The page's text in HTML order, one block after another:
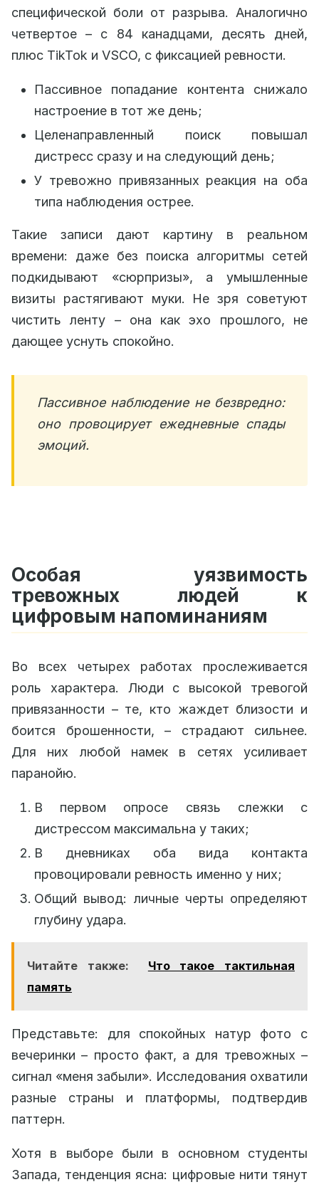
специфической боли от разрыва. Аналогично
четвертое – с 84 канадцами, десять дней,
плюс TikTok и VSCO, с фиксацией ревности.
Пассивное попадание контента снижало
настроение в тот же день;
Целенаправленный поиск повышал
дистресс сразу и на следующий день;
У тревожно привязанных реакция на оба
типа наблюдения острее.
Такие записи дают картину в реальном
времени: даже без поиска алгоритмы сетей
подкидывают «сюрпризы», а умышленные
визиты растягивают муки. Не зря советуют
чистить ленту – она как эхо прошлого, не
дающее уснуть спокойно.
Пассивное наблюдение не безвредно:
оно провоцирует ежедневные спады
эмоций.
Особая уязвимость
тревожных людей к
цифровым напоминаниям
Во всех четырех работах прослеживается
роль характера. Люди с высокой тревогой
привязанности – те, кто жаждет близости и
боится брошенности, – страдают сильнее.
Для них любой намек в сетях усиливает
паранойю.
В первом опросе связь слежки с
дистрессом максимальна у таких;
В дневниках оба вида контакта
провоцировали ревность именно у них;
Общий вывод: личные черты определяют
глубину удара.
Читайте также:
Что такое тактильная
память
Представьте: для спокойных натур фото с
вечеринки – просто факт, а для тревожных –
сигнал «меня забыли». Исследования охватили
разные страны и платформы, подтвердив
паттерн.
Хотя в выборе были в основном студенты
Запада, тенденция ясна: цифровые нити тянут